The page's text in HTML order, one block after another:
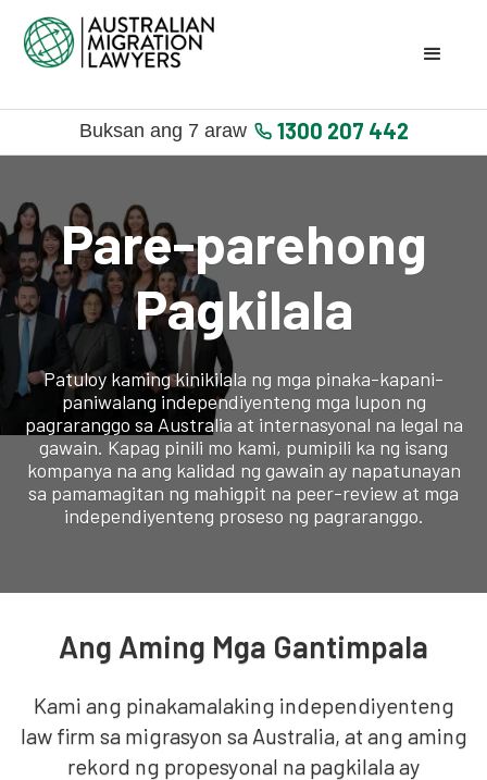
Buksan ang 7 araw 1300 207 442
Pare-parehong
Pagkilala
Patuloy kaming kinikilala ng mga pinaka-kapani-
paniwalang independiyenteng mga lupon ng
pagraranggo sa Australia at internasyonal na legal na
gawain. Kapag pinili mo kami, pumipili ka ng isang
kompanya na ang kalidad ng gawain ay napatunayan
sa pamamagitan ng mahigpit na peer-review at mga
independiyenteng proseso ng pagraranggo.
Ang Aming Mga Gantimpala
Kami ang pinakamalaking independiyenteng
law firm sa migrasyon sa Australia, at ang aming
rekord ng propesyonal na pagkilala ay